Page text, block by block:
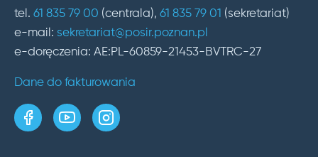
tel. 61 835 79 00 (centrala), 61 835 79 01 (sekretariat)
e-mail: sekretariat@posir.poznan.pl
e-doręczenia: AE:PL-60859-21453-BVTRC-27
Dane do fakturowania
strona w serwisie Facebook
kanał w serwisie YouTube
profil w serwisie Instagram